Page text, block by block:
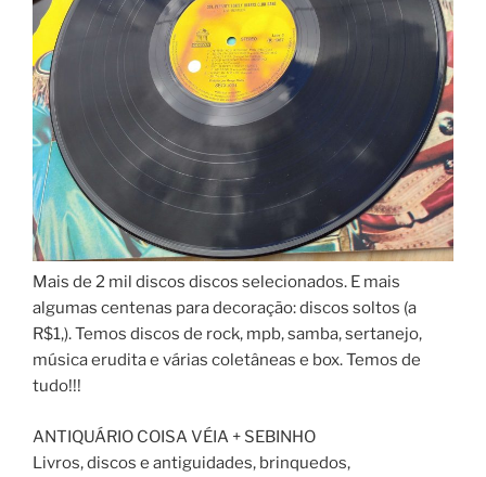
Mais de 2 mil discos discos selecionados. E mais
algumas centenas para decoração: discos soltos (a
R$1,). Temos discos de rock, mpb, samba, sertanejo,
música erudita e várias coletâneas e box. Temos de
tudo!!!
ANTIQUÁRIO COISA VÉIA + SEBINHO
Livros, discos e antiguidades, brinquedos,